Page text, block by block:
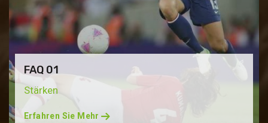
FAQ 01
Stärken
Erfahren Sie Mehr